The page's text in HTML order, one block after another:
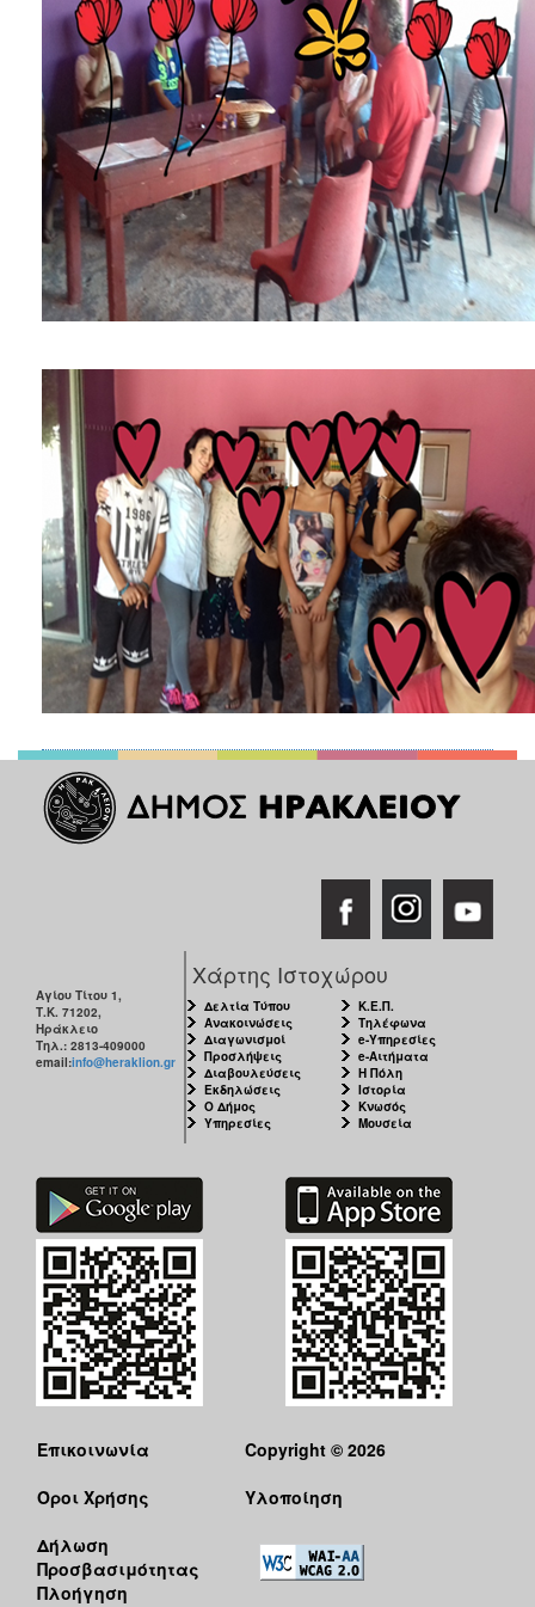
ΕΠΙΚΑΙΡΟΤΗΤΑ
ΕΠΙΣΚΕΠΤΗΣ
ΗΡΑΚΛΕΙΟ
Αγίου Τίτου 1,
Τ.Κ. 71202,
Ηράκλειο
Τηλ.: 2813-409000
email:info@heraklion.gr
Χάρτης Ιστοχώρου
Δελτία Τύπου
Ανακοινώσεις
Διαγωνισμοί
Προσλήψεις
Διαβουλεύσεις
Εκδηλώσεις
Ο Δήμος
Υπηρεσίες
Κ.Ε.Π.
Τηλέφωνα
e-Υπηρεσίες
e-Αιτήματα
Η Πόλη
Ιστορία
Κνωσός
Μουσεία
Επικοινωνία
Όροι Χρήσης
Δήλωση
Προσβασιμότητας
Πλοήγηση
Copyright © 2026
Υλοποίηση